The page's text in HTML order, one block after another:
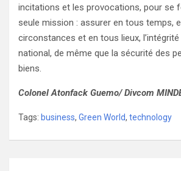
incitations et les provocations, pour se
seule mission : assurer en tous temps,
circonstances et en tous lieux,
national, de même que la sécurité des
biens.
Colonel Atonfack Guemo/ Divcom
Tags: business, Green World, technology